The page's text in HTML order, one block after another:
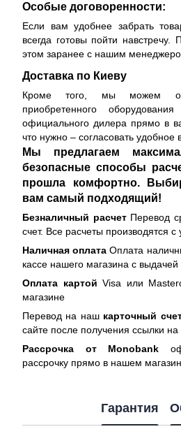
Особые договоренности:
Если вам удобнее забрать
всегда готовы пойти навстречу.
этом заранее с нашим
Доставка по Киеву
Кроме того, мы можем
приобретенного
официального дилера прямо в
что нужно – согласовать удобное
Мы предлагаем
безопасные способы
прошла комфортно.
вам самый подходящий!
Безналичный расчетПеревод
счет. Все расчеты производятся
Наличная оплата Оплата
кассе нашего магазина с выдачей
Оплата картой Visa или
магазине
Перевод на наш карточный
сайте после получения ссылки на
Рассрочка от Monobank
рассрочку прямо в нашем
Гарантия